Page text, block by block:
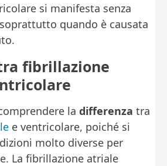
si manifesta senza
quando è causata
fibrillazione
la differenza tra
e ventricolare, poiché si
molto diverse per
La fibrillazione atriale